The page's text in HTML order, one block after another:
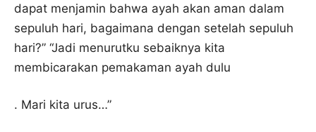
dapat menjamin bahwa ayah akan aman dalam
sepuluh hari, bagaimana dengan setelah sepuluh
hari?” “Jadi menurutku sebaiknya kita
membicarakan pemakaman ayah dulu
. Mari kita urus…”